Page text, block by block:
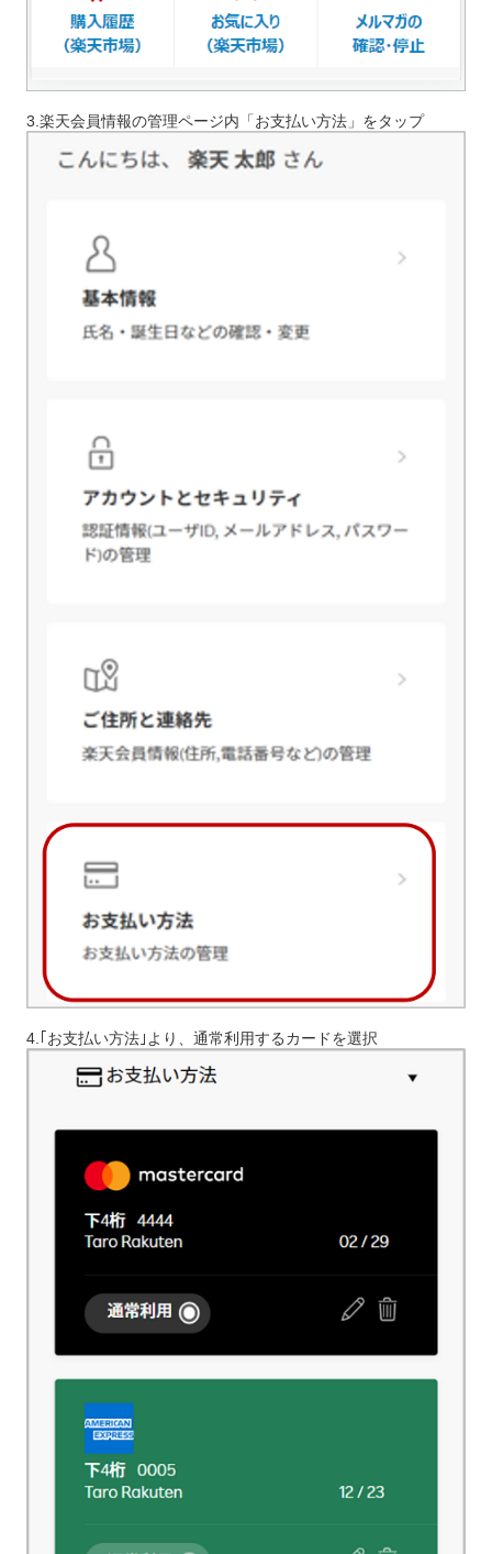
3.楽天会員情報の管理ページ内「お支払い方法」をタップ
4.｢お支払い方法｣より、通常利用するカードを選択